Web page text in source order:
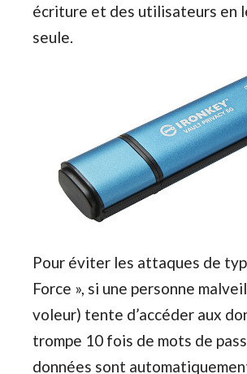
écriture et des utilisateurs en
seule.
Pour éviter les attaques de
Force », si une personne
voleur) tente d’accéder aux
trompe 10 fois de mots de
données sont